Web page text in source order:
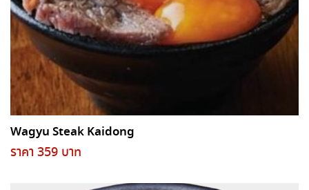
Wagyu Steak Kaidong
ราคา 359 บาท